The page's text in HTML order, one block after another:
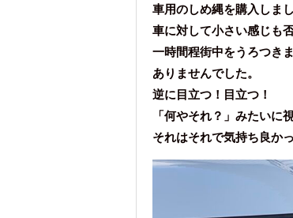
車用のしめ縄を購入しまし
車に対して小さい感じも
一時間程街中をうろつき
ありませんでした。
逆に目立つ！目立つ！
「何やそれ？」みたいに
それはそれで気持ち良か